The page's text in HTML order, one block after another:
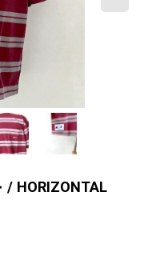
/ HORIZONTAL